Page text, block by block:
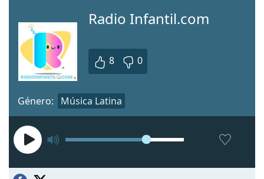
Radio Infantil.com
8 0
Género: Música Latina